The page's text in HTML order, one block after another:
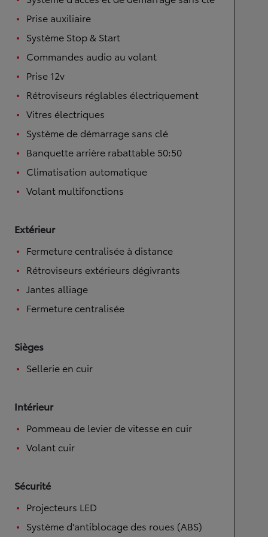
Prise auxiliaire
Système Stop & Start
Commandes audio au volant
Prise 12v
Rétroviseurs réglables électriquement
Vitres électriques
Système de démarrage sans clé
Banquette arrière rabattable 50:50
Climatisation automatique
Volant multifonctions
Extérieur
Fermeture centralisée à distance
Rétroviseurs extérieurs dégivrants
Jantes alliage
Fermeture centralisée
Sièges
Sellerie en cuir
Intérieur
Pommeau de levier de vitesse en cuir
Volant cuir
Sécurité
Projecteurs LED
Système d'antiblocage des roues (ABS)